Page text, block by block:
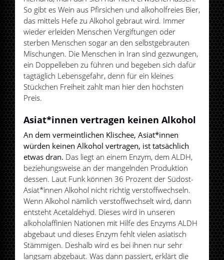
So gibt es Wein aus Pfirsichen und alkoholfreies Bier,
das mittels Hefe zu Alkohol gebraut wird. Immer
wieder erleiden Menschen Vergiftungen oder
sterben Menschen sogar an den selbstgebrauten
Mischungen. Die Menschen in Iran sind gezwungen,
ein Doppelleben zu führen und begeben sich dafür
tagtäglich Lebensgefahr, denn für ein kleines
Stückchen Freiheit zahlt man hier den höchsten
Preis.
Asiat*innen vertragen keinen Alkohol
An dem vermeintlichen Klischee, Asiat*innen
würden keinen Alkohol vertragen, ist tatsächlich
etwas dran. Das liegt an einem Enzym, dem ALDH,
beziehungsweise an der mangelnden Produktion
dessen. Laut Funk können 36 Prozent der Südost-
Asiat*innen Alkohol nicht richtig verstoffwechseln.
Wenn Alkohol nämlich verstoffwechselt wird, dann
entsteht Acetaldehyd. Dieses wird in unseren
alkoholaffinien Nationen mit Hilfe des Enzyms ALDH
abgebaut und dieses Enzym fehlt vielen asiatisch
Stämmigen. Deshalb wird es bei ihnen nur sehr
langsam abgebaut. Was dann passiert, erklärt die